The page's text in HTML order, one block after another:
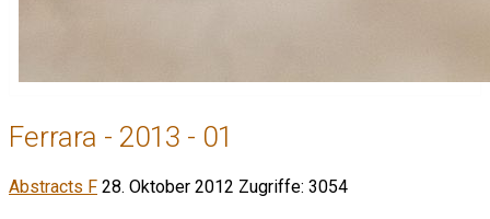
Ferrara - 2013 - 01
Abstracts F 28. Oktober 2012 Zugriffe: 3054